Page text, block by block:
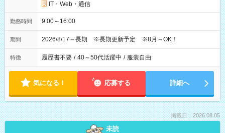
IT・Web・通信
勤務時間 9:00～16:00
期間 2026/8/17～長期 ※長期更新予定 ※8月～OK！
特徴 履歴書不要 / 40～50代活躍中 / 服装自由
気になる！ 応募する 詳細へ
掲載日：2026.08.05
未読